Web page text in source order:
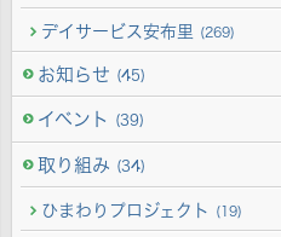
デイサービス安布里 (269)
お知らせ (45)
イベント (39)
取り組み (34)
ひまわりプロジェクト (19)